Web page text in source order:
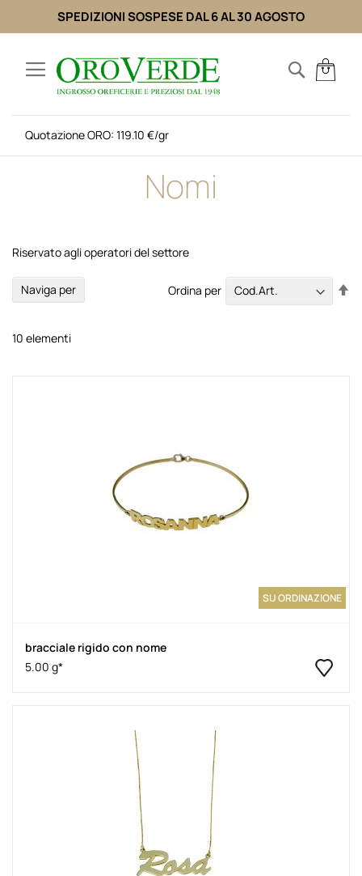
SPEDIZIONI SOSPESE DAL 6 AL 30 AGOSTO
contenuto
Search
Quotazione ORO: 119.10 €/gr
Nomi
Riservato agli operatori del settore
10 elementi
Ordina per
SU ORDINAZIONE
bracciale rigido con nome
5.00 g*
Naviga per